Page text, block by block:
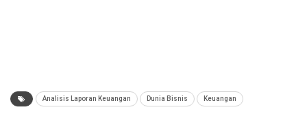
Analisis Laporan Keuangan Dunia Bisnis Keuangan